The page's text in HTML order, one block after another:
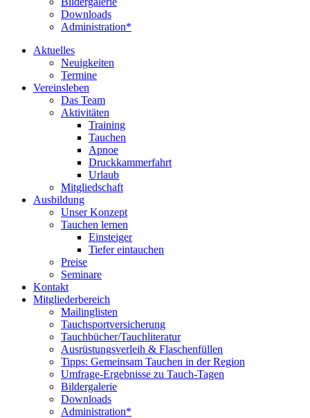
Downloads
Administration*
Aktuelles
Neuigkeiten
Termine
Vereinsleben
Das Team
Aktivitäten
Training
Tauchen
Apnoe
Druckkammerfahrt
Urlaub
Mitgliedschaft
Ausbildung
Unser Konzept
Tauchen lernen
Einsteiger
Tiefer eintauchen
Preise
Seminare
Kontakt
Mitgliederbereich
Mailinglisten
Tauchsportversicherung
Tauchbücher/Tauchliteratur
Ausrüstungsverleih & Flaschenfüllen
Tipps: Gemeinsam Tauchen in der Region
Umfrage-Ergebnisse zu Tauch-Tagen
Bildergalerie
Downloads
Administration*